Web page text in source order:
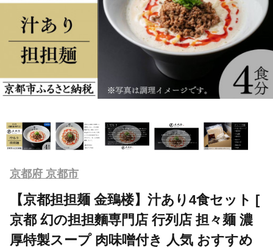
京都府 京都市
【京都担担麺 金鵄楼】汁あり4食セット [
京都 幻の担担麵専門店 行列店 担々麺 濃
厚特製スープ 肉味噌付き 人気 おすすめ